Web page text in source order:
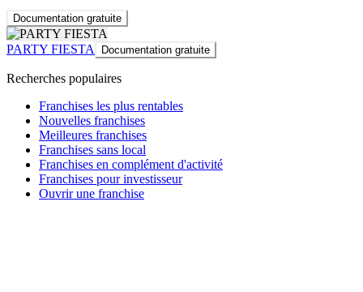
Documentation gratuite
PARTY FIESTA Documentation gratuite
Recherches populaires
Franchises les plus rentables
Nouvelles franchises
Meilleures franchises
Franchises sans local
Franchises en complément d'activité
Franchises pour investisseur
Ouvrir une franchise